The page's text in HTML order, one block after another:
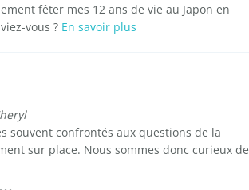
fêter mes 12 ans de vie au Japon en
vous ? En savoir plus
souvent confrontés aux questions de la
sur place. Nous sommes donc curieux de